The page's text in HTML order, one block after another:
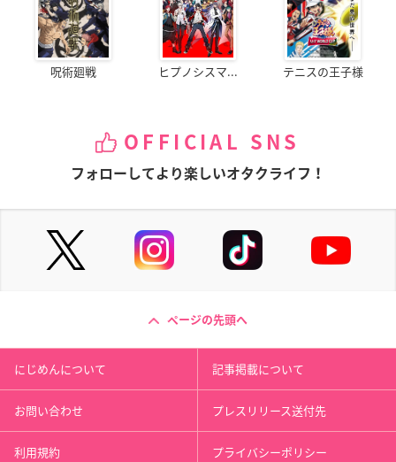
呪術廻戦 ヒプノシスマ... テニスの王子様
OFFICIAL SNS
フォローしてより楽しいオタクライフ！
ページの先頭へ
にじめんについて 記事掲載について
お問い合わせ プレスリリース送付先
利用規約 プライバシーポリシー